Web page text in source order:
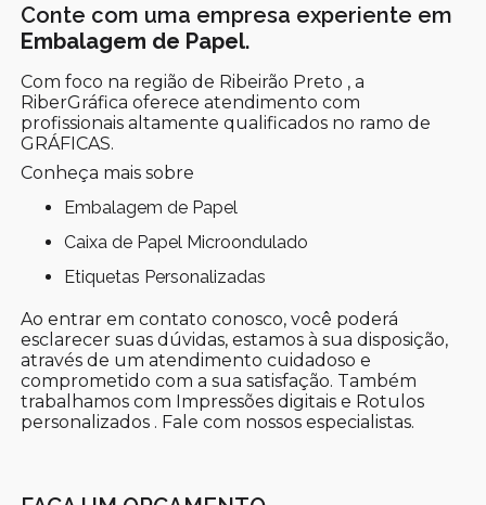
Conte com uma empresa experiente em
Embalagem de Papel.
Com foco na região de Ribeirão Preto , a
RiberGráfica oferece atendimento com
profissionais altamente qualificados no ramo de
GRÁFICAS.
Conheça mais sobre
Embalagem de Papel
Caixa de Papel Microondulado
Etiquetas Personalizadas
Ao entrar em contato conosco, você poderá
esclarecer suas dúvidas, estamos à sua disposição,
através de um atendimento cuidadoso e
comprometido com a sua satisfação. Também
trabalhamos com Impressões digitais e Rotulos
personalizados . Fale com nossos especialistas.